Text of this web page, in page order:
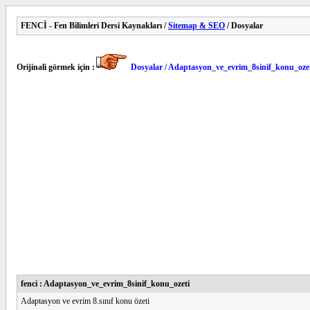
FENCİ - Fen Bilimleri Dersi Kaynakları /Sitemap & SEO / Dosyalar
Orijinali görmek için : Dosyalar /
fenci : Adaptasyon_ve_evrim_8sinif_konu_ozeti
Adaptasyon ve evrim 8.sınıf konu özeti